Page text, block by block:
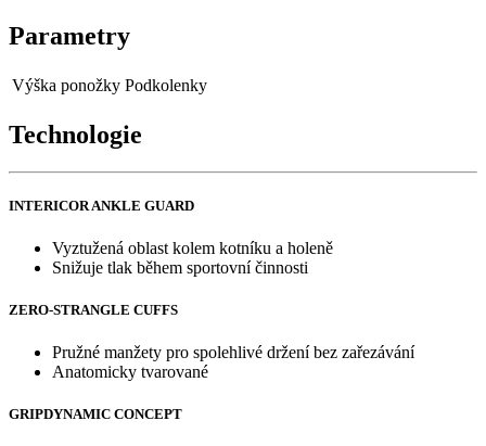
Parametry
Výška ponožky Podkolenky
Technologie
INTERICOR ANKLE GUARD
Vyztužená oblast kolem kotníku a holeně
Snižuje tlak během sportovní činnosti
ZERO-STRANGLE CUFFS
Pružné manžety pro spolehlivé držení bez zařezávání
Anatomicky tvarované
GRIPDYNAMIC CONCEPT